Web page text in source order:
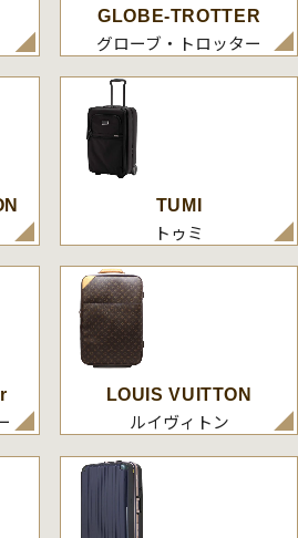
GLOBE-TROTTER
グローブ・トロッター
TUMI
トゥミ
LOUIS VUITTON
ルイヴィトン